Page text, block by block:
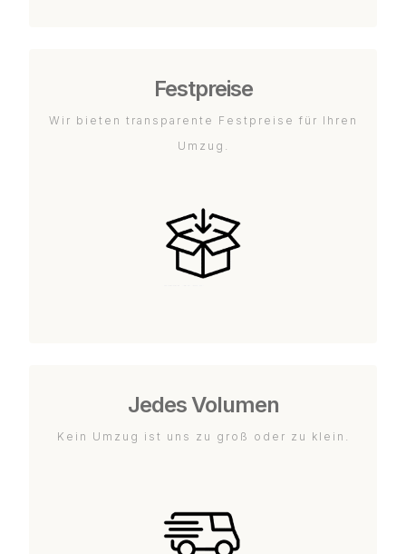
Festpreise
Wir bieten transparente Festpreise für Ihren
Umzug.
Jedes Volumen
Kein Umzug ist uns zu groß oder zu klein.